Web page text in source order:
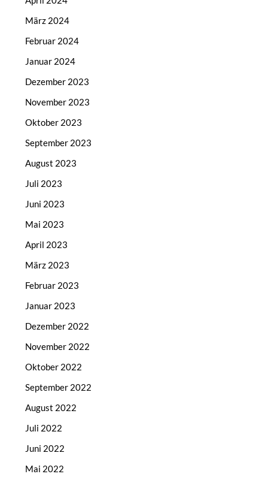
März 2024
Februar 2024
Januar 2024
Dezember 2023
November 2023
Oktober 2023
September 2023
August 2023
Juli 2023
Juni 2023
Mai 2023
April 2023
März 2023
Februar 2023
Januar 2023
Dezember 2022
November 2022
Oktober 2022
September 2022
August 2022
Juli 2022
Juni 2022
Mai 2022